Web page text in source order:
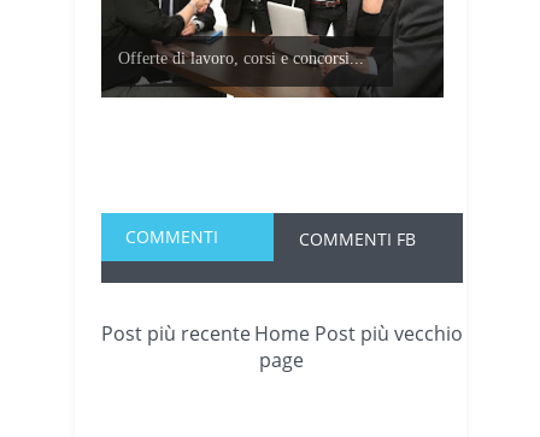
Offerte di lavoro, corsi e concorsi...
COMMENTI COMMENTI FB
Post più recente Post più vecchio
Home
page